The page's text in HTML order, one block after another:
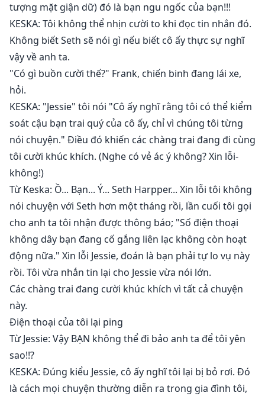
tượng mặt giận dữ) đó là bạn ngu ngốc của bạn!!!
KESKA: Tôi không thể nhịn cười to khi đọc tin nhắn đó.
Không biết Seth sẽ nói gì nếu biết cô ấy thực sự nghĩ
vậy về anh ta.
"Có gì buồn cười thế?" Frank, chiến binh đang lái xe,
hỏi.
KESKA: "Jessie" tôi nói "Cô ấy nghĩ rằng tôi có thể kiểm
soát cậu bạn trai quý của cô ấy, chỉ vì chúng tôi từng
nói chuyện." Điều đó khiến các chàng trai đang đi cùng
tôi cười khúc khích. (Nghe có vẻ ác ý không? Xin lỗi-
không!)
Từ Keska: Ồ... Bạn... Ý... Seth Harpper... Xin lỗi tôi không
nói chuyện với Seth hơn một tháng rồi, lần cuối tôi gọi
cho anh ta tôi nhận được thông báo; "Số điện thoại
không dây bạn đang cố gắng liên lạc không còn hoạt
động nữa." Xin lỗi Jessie, đoán là bạn phải tự lo vụ này
rồi. Tôi vừa nhắn tin lại cho Jessie vừa nói lớn.
Các chàng trai đang cười khúc khích vì tất cả chuyện
này.
Điện thoại của tôi lại ping
Từ Jessie: Vậy BẠN không thể đi bảo anh ta để tôi yên
sao!!?
KESKA: Đúng kiểu Jessie, cô ấy nghĩ tôi lại bị bỏ rơi. Đó
là cách mọi chuyện thường diễn ra trong gia đình tôi,